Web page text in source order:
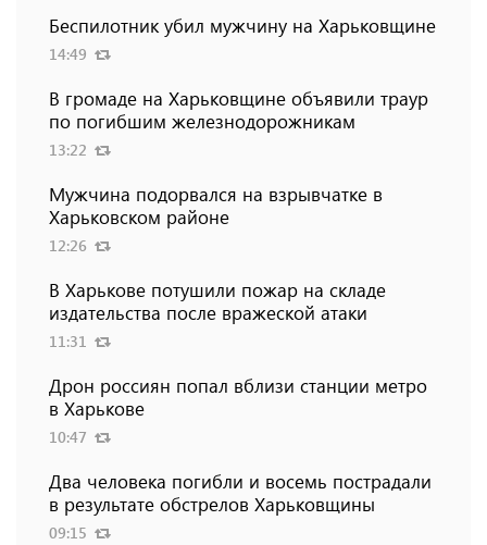
Беспилотник убил мужчину на Харьковщине
14:49
В громаде на Харьковщине объявили траур
по погибшим железнодорожникам
13:22
Мужчина подорвался на взрывчатке в
Харьковском районе
12:26
В Харькове потушили пожар на складе
издательства после вражеской атаки
11:31
Дрон россиян попал вблизи станции метро
в Харькове
10:47
Два человека погибли и восемь пострадали
в результате обстрелов Харьковщины
09:15